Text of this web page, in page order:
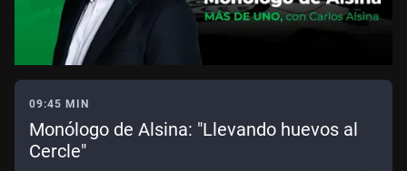
09:45 MIN
Monólogo de Alsina: "Llevando huevos al
Cercle"